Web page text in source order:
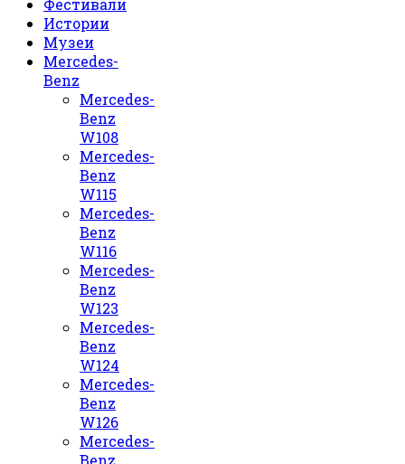
Фестивали
Истории
Музеи
Mercedes-
Benz
Mercedes-
Benz
W108
Mercedes-
Benz
W115
Mercedes-
Benz
W116
Mercedes-
Benz
W123
Mercedes-
Benz
W124
Mercedes-
Benz
W126
Mercedes-